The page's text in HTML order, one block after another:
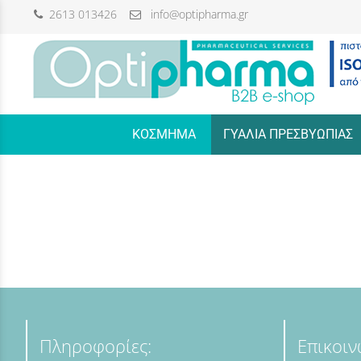
2613 013426 info@optipharma.gr
ΚΟΣΜΗΜΑ ΓΥΑΛΙΑ ΠΡΕΣΒΥΩΠΙΑΣ
Πληροφορίες: